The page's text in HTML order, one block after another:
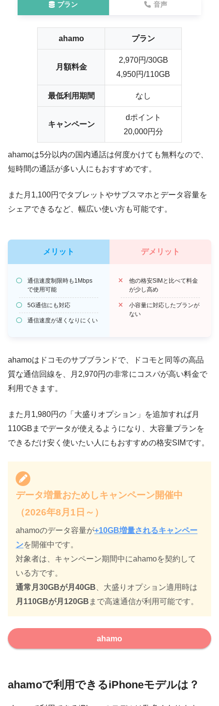
プラン 音声
ahamo プラン
月額料金
2,970円/30GB
4,950円/110GB
最低利用期間 なし
キャンペーン
dポイント
20,000円分
ahamoは5分以内の国内通話は何度かけても無料なので、
短時間の通話が多い人にもおすすめです。
また月1,100円でタブレットやサブスマホとデータ容量を
シェアできるなど、幅広い使い方も可能です。
メリット
通信速度制限時も1Mbps
で使用可能
5G通信にも対応
通信速度が遅くなりにくい
デメリット
他の格安SIMと比べて料金
が少し高め
小容量に対応したプランが
ない
ahamoはドコモのサブブランドで、
ドコモと同等の高品
質な通信回線を、月2,970円の非常にコスパが高い料金で
利用できます。
また月1,980円の「大盛りオプション」を追加すれば月
110GBまでデータが使えるようになり、大容量プランを
できるだけ安く使いたい人にもおすすめの格安SIMです。
データ増量おためしキャンペーン開催中
（2026年8月1日～）
ahamoのデータ容量が+10GB増量されるキャンペー
ンを開催中です。
対象者は、キャンペーン期間中にahamoを契約して
いる方です。
通常月30GBが月40GB 、大盛りオプション適用時は
月110GBが月120GB まで高速通信が利用可能です。
ahamo
ahamoで利用できるiPhoneモデルは？